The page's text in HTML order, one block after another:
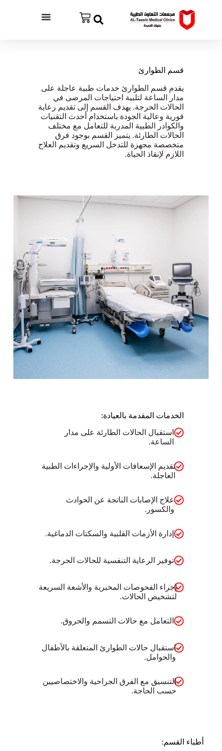
قسم الطوارئ
يقدم قسم الطوارئ خدمات طبية عاجلة على
مدار الساعة لتلبية احتياجات المرضى في
الحالات الحرجة. يهدف القسم إلى تقديم رعاية
فورية وعالية الجودة باستخدام أحدث التقنيات
والكوادر الطبية المدربة للتعامل مع مختلف
الحالات الطارئة. يتميز القسم بوجود فرق
متخصصة مجهزة للتدخل السريع وتقديم العلاج
اللازم لإنقاذ الحياة.
الخدمات المقدمة بالعيادة:
استقبال الحالات الطارئة على مدار
الساعة.
تقديم الإسعافات الأولية والإجراءات الطبية
العاجلة.
علاج الإصابات الناتجة عن الحوادث
والكسور.
إدارة الأزمات القلبية والسكتات الدماغية.
توفير الرعاية التنفسية للحالات الحرجة.
إجراء الفحوصات المخبرية والأشعة السريعة
لتشخيص الحالات.
التعامل مع حالات التسمم والحروق.
استقبال حالات الطوارئ المتعلقة بالأطفال
والحوامل.
التنسيق مع الفرق الجراحية والاختصاصيين
حسب الحاجة.
أطباء القسم: